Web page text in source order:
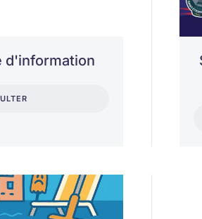
d'information